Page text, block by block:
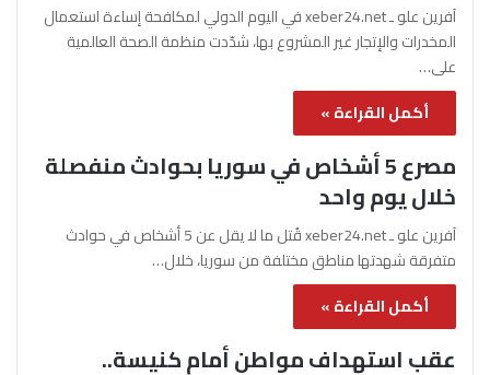
آفرين علو ـ xeber24.net في اليوم الدولي لمكافحة إساءة استعمال
المخدرات والإتجار غير المشروع بها، شدّدت منظمة الصحة العالمية
على…
أكمل القراءة »
مصرع 5 أشخاص في سوريا بحوادث منفصلة
خلال يوم واحد
آفرين علو ـ xeber24.net قُتل ما لا يقل عن 5 أشخاص في حوادث
متفرقة شهدتها مناطق مختلفة من سوريا، خلال…
أكمل القراءة »
عقب استهداف مواطن أمام كنيسة..